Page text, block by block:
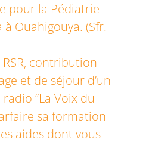
pour la Pédiatrie
Ouahigouya. (Sfr.
RSR, contribution
et de séjour d’un
“La Voix du
sa formation
aides dont vous